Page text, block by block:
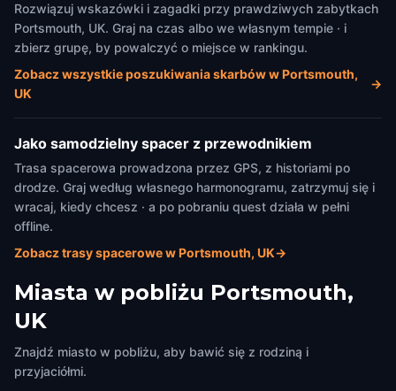
Rozwiązuj wskazówki i zagadki przy prawdziwych zabytkach
Portsmouth, UK. Graj na czas albo we własnym tempie · i
zbierz grupę, by powalczyć o miejsce w rankingu.
Zobacz wszystkie poszukiwania skarbów w Portsmouth,
UK
→
Jako samodzielny spacer z przewodnikiem
Trasa spacerowa prowadzona przez GPS, z historiami po
drodze. Graj według własnego harmonogramu, zatrzymuj się i
wracaj, kiedy chcesz · a po pobraniu quest działa w pełni
offline.
Zobacz trasy spacerowe w Portsmouth, UK→
Miasta w pobliżu Portsmouth,
UK
Znajdź miasto w pobliżu, aby bawić się z rodziną i
przyjaciółmi.